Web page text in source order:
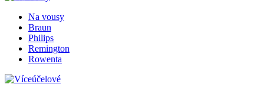
Na vousy
Braun
Philips
Remington
Rowenta